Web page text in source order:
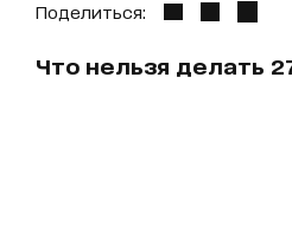
Поделиться:
Что нельзя делать